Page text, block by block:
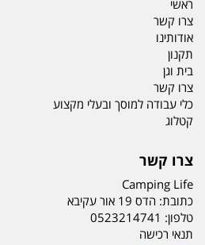
ראשי
צרו קשר
אודותינו
תקנון
בית וגן
צרו קשר
כלי עבודה למוסך ובעלי מקצוע
קטלוג
צרו קשר
Camping Life
כתובת: הדס 19 אור עקיבא
טלפון: 0523214741
תנאי רכישה